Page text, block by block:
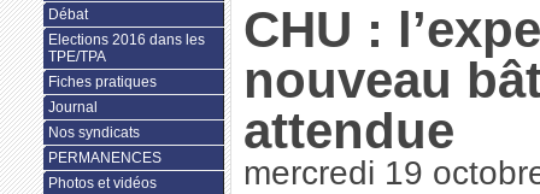
CHU :
nouveau
attendue
mercredi 19
Débat
Elections 2016 dans les
TPE/TPA
Fiches pratiques
Journal
Nos syndicats
PERMANENCES
Photos et vidéos